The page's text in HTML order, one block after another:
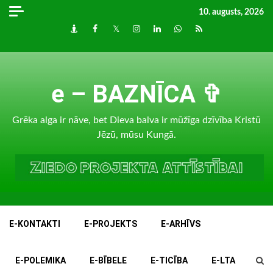
Skip
10. augusts, 2026
DraugiemFacebook
TwitterInstagram
LinkedInwhatsapp
RSS
e – BAZNĪCA ✞
Grēka alga ir nāve, bet Dieva balva ir mūžīga dzīvība Kristū
Jēzū, mūsu Kungā.
E-KONTAKTI E-PROJEKTS E-ARHĪVS
E-POLEMIKA E-BĪBELE E-TICĪBA E-LTA